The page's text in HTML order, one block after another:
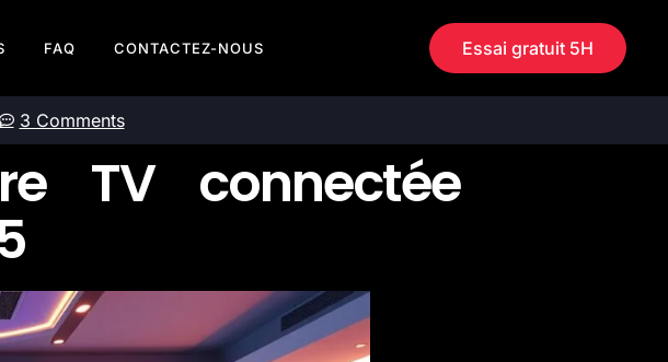
FAQ CONTACTEZ-NOUS Essai gratuit 5H
3 Comments
TV connectée